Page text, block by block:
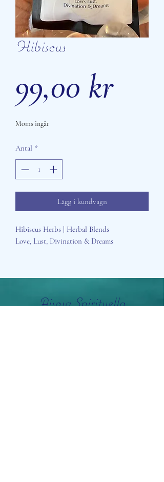
Hibiscus
99,00 krPris
Moms ingår
Antal *
Lägg i kundvagn
Hibiscus Herbs | Herbal Blends
Love, Lust, Divination & Dreams
Aisosa Spirituella